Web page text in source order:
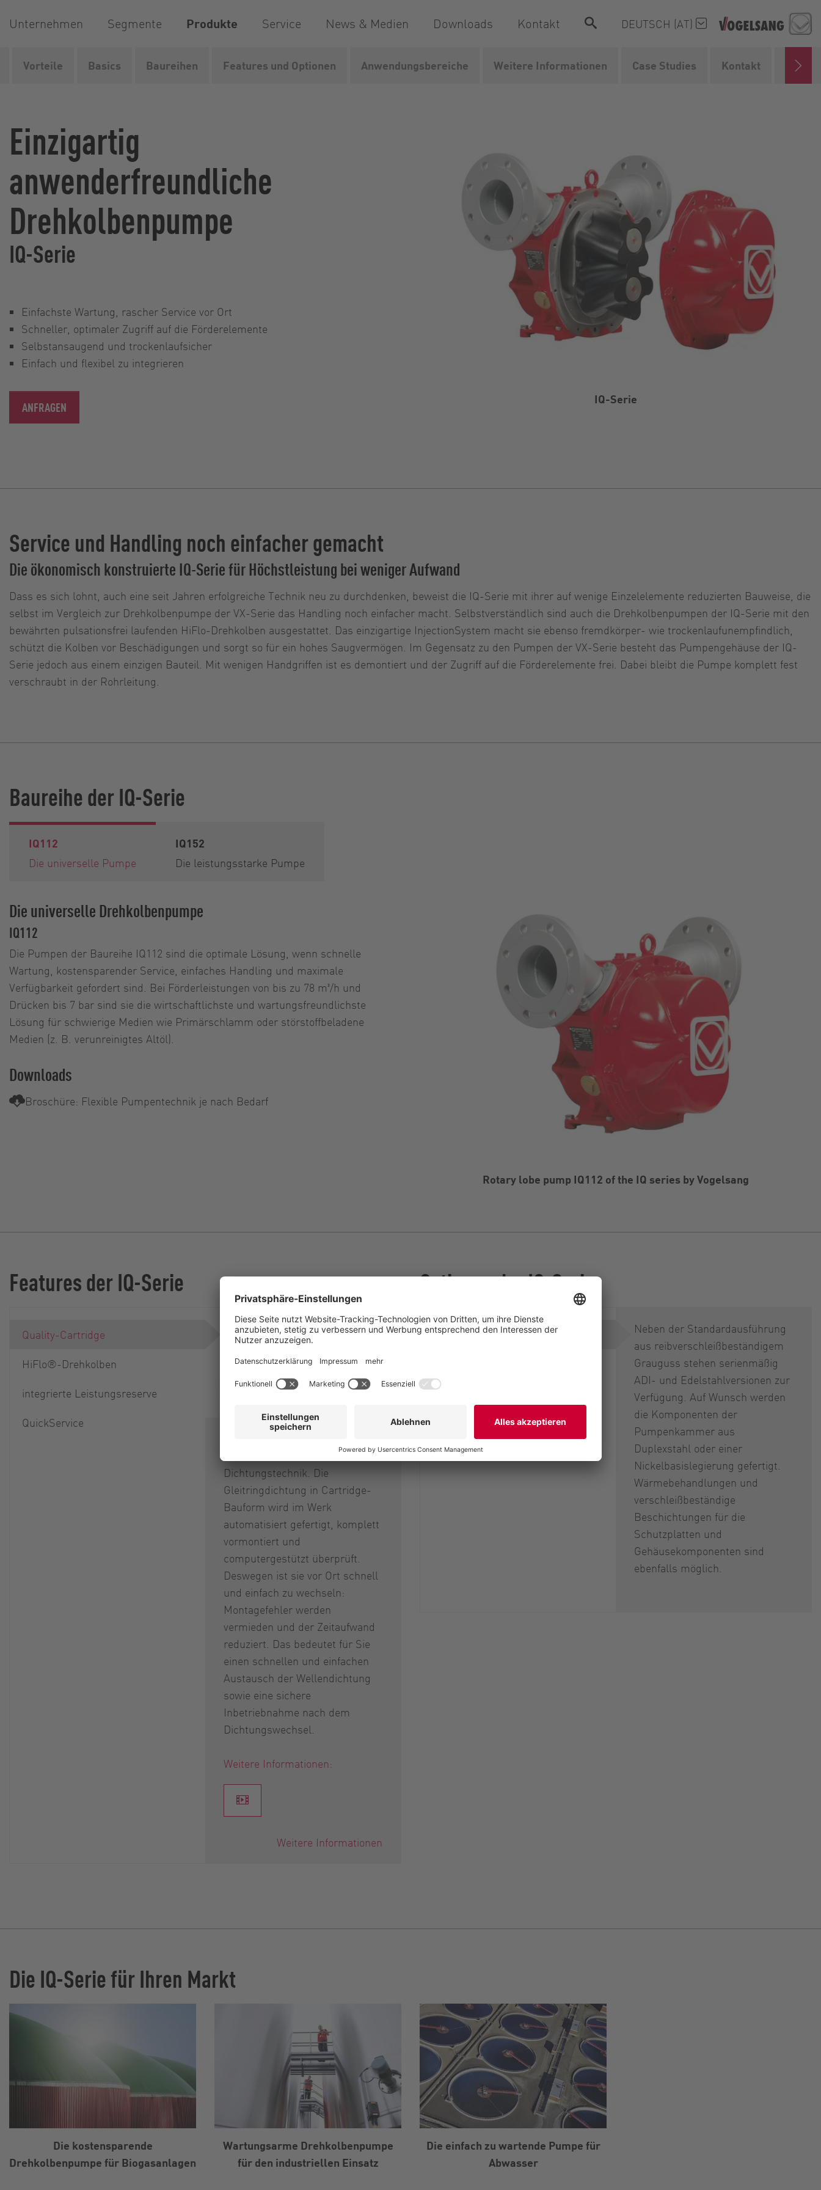
Unternehmen Segmente Produkte Service News & Medien Downloads Kontakt DEUTSCH (AT)
Vogelsang Produkte Pumpen Drehkolbenpumpen IQ series
IQ-Serie
Einzigartig
anwenderfreundliche
Drehkolbenpumpe
IQ-Serie
Einfachste Wartung, rascher Service vor Ort
Schneller, optimaler Zugriff auf die Förderelemente
Selbstansaugend und trockenlaufsicher
Einfach und flexibel zu integrieren
ANFRAGEN
Vorteile Basics Baureihen Features und Optionen Anwendungsbereiche Weitere Informationen Case Studies Kontakt
Service und Handling noch einfacher gemacht
Die ökonomisch konstruierte IQ-Serie für Höchstleistung bei weniger Aufwand
Dass es sich lohnt, auch eine seit Jahren erfolgreiche Technik neu zu durchdenken, beweist die IQ-Serie mit ihrer auf wenige Einzelelemente reduzierten Bauweise, die
selbst im Vergleich zur Drehkolbenpumpe der VX-Serie das Handling noch einfacher macht. Selbstverständlich sind auch die Drehkolbenpumpen der IQ-Serie mit den
bewährten pulsationsfrei laufenden HiFlo-Drehkolben ausgestattet. Das einzigartige InjectionSystem macht sie ebenso fremdkörper- wie trockenlaufunempfindlich,
schützt die Kolben vor Beschädigungen und sorgt so für ein hohes Saugvermögen. Im Gegensatz zu den Pumpen der VX-Serie besteht das Pumpengehäuse der IQ-
Serie jedoch aus einem einzigen Bauteil. Mit wenigen Handgriffen ist es demontiert und der Zugriff auf die Förderelemente frei. Dabei bleibt die Pumpe komplett fest
verschraubt in der Rohrleitung.
Baureihe der IQ-Serie
IQ112
Die universelle Pumpe
IQ152
Die leistungsstarke Pumpe
Die universelle Drehkolbenpumpe
IQ112
Die Pumpen der Baureihe IQ112 sind die optimale Lösung, wenn schnelle
Wartung, kostensparender Service, einfaches Handling und maximale
Verfügbarkeit gefordert sind. Bei Förderleistungen von bis zu 78 m³/h und
Drücken bis 7 bar sind sie die wirtschaftlichste und wartungsfreundlichste
Lösung für schwierige Medien wie Primärschlamm oder störstoffbeladene
Medien (z. B. verunreinigtes Altöl).
Downloads
Broschüre: Flexible Pumpentechnik je nach Bedarf
Rotary lobe pump IQ112 of the IQ series by Vogelsang
Features der IQ-Serie
Quality-Cartridge
HiFlo®-Drehkolben
integrierte Leistungsreserve
QuickService
Dichtungstechnik. Die
Gleitringdichtung in Cartridge-
Bauform wird im Werk
automatisiert gefertigt, komplett
vormontiert und
computergestützt überprüft.
Deswegen ist sie vor Ort schnell
und einfach zu wechseln:
Montagefehler werden
vermieden und der Zeitaufwand
reduziert. Das bedeutet für Sie
einen schnellen und einfachen
Austausch der Wellendichtung
sowie eine sichere
Inbetriebnahme nach dem
Dichtungswechsel.
Weitere Informationen:
Weitere Informationen
Optionen der IQ-Serie
Materialvielfalt
Neben der Standardausführung
aus reibverschleißbeständigem
Grauguss stehen serienmäßig
ADI- und Edelstahlversionen zur
Verfügung. Auf Wunsch werden
die Komponenten der
Pumpenkammer aus
Duplexstahl oder einer
Nickelbasislegierung gefertigt.
Wärmebehandlungen und
verschleißbeständige
Beschichtungen für die
Schutzplatten und
Gehäusekomponenten sind
ebenfalls möglich.
Die IQ-Serie für Ihren Markt
Die kostensparende
Drehkolbenpumpe für Biogasanlagen
Wartungsarme Drehkolbenpumpe
für den industriellen Einsatz
Die einfach zu wartende Pumpe für
Abwasser